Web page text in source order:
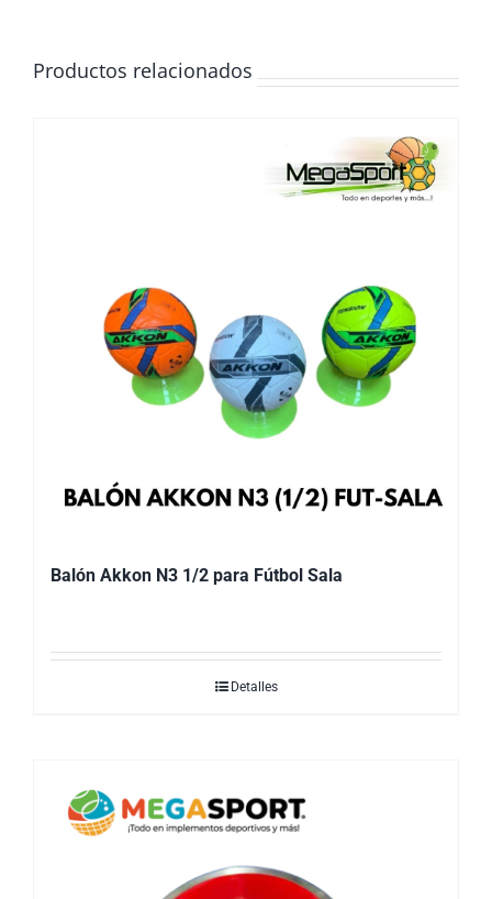
Productos relacionados
Balón Akkon N3 1/2 para Fútbol Sala
Detalles